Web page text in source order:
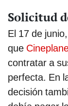
Solicitud
El 17 de
que
contratar a
perfecta. En
decisión